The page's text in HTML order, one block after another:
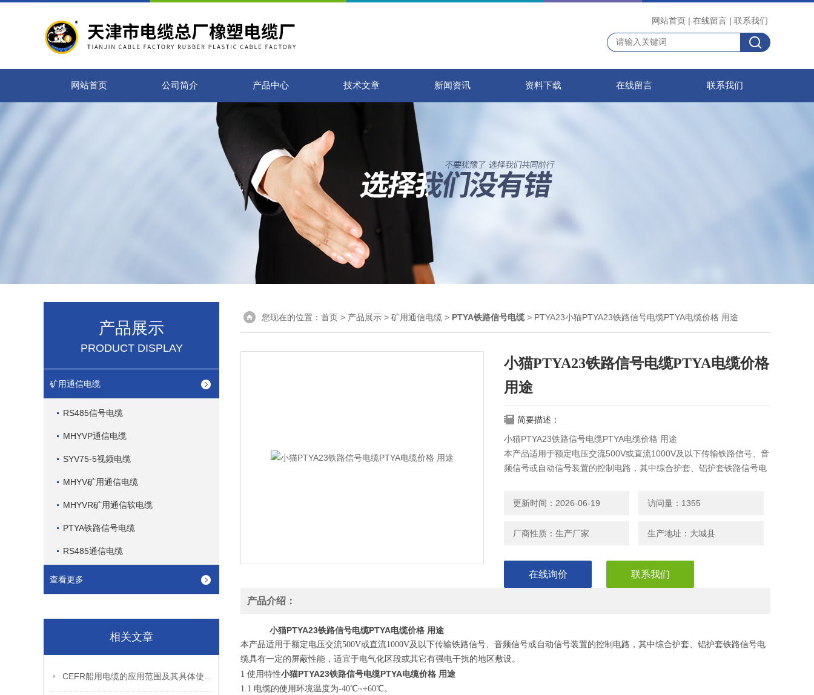
网站首页 | 在线留言 | 联系我们
网站首页 公司简介 产品中心 技术文章 新闻资讯 资料下载 在线留言 联系我们
产品展示
PRODUCT DISPLAY
矿用通信电缆
RS485信号电缆
MHYVP通信电缆
SYV75-5视频电缆
MHYV矿用通信电缆
MHYVR矿用通信软电缆
PTYA铁路信号电缆
RS485通信电缆
查看更多
相关文章
您现在的位置： 首页 > 产品展示 > 矿用通信电缆 > PTYA铁路信号电缆> PTYA23小猫PTYA23铁路信号电缆PTYA电缆价格 用途
小猫PTYA23铁路信号电缆PTYA电缆价格
用途
简要描述：
小猫PTYA23铁路信号电缆PTYA电缆价格 用途
本产品适用于额定电压交流500V或直流1000V及以下传输铁路信号、音
频信号或自动信号装置的控制电路，其中综合护套、铝护套铁路信号电
更新时间：2026-06-19 访问量：1355
厂商性质：生产厂家 生产地址：大城县
在线询价 联系我们
产品介绍：
小猫PTYA23铁路信号电缆PTYA电缆价格 用途
本产品适用于额定电压交流500V或直流1000V及以下传输铁路信号、音频信号或自动信号装置的控制电路，其中综合护套、铝护套铁路信号电
缆具有一定的屏蔽性能，适宜于电气化区段或其它有强电干扰的地区敷设。
1 使用特性小猫PTYA23铁路信号电缆PTYA电缆价格 用途
1.1 电缆的使用环境温度为-40℃~+60℃。